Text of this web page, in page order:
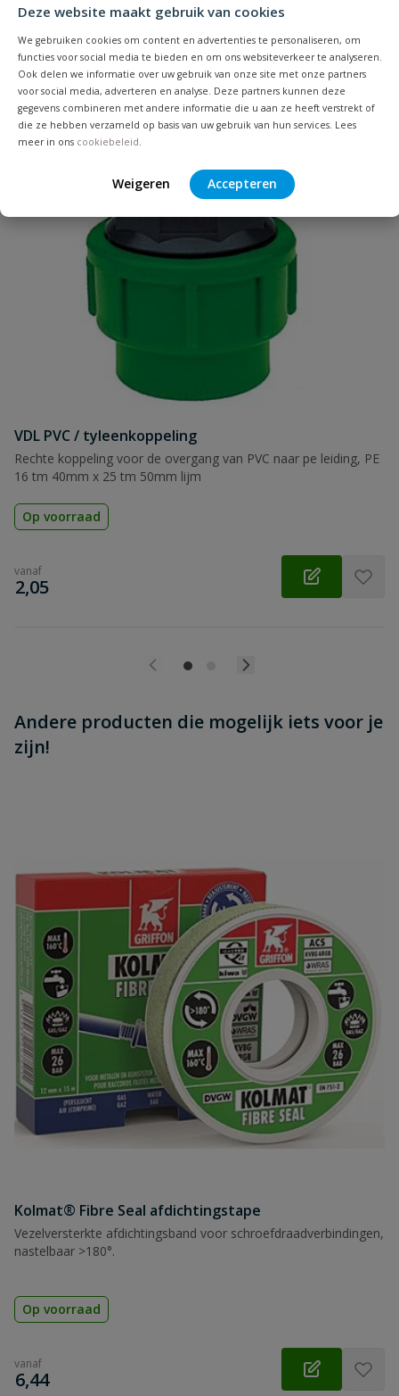
Deze website maakt gebruik van cookies
We gebruiken cookies om content en advertenties te personaliseren, om
functies voor social media te bieden en om ons websiteverkeer te analyseren.
Ook delen we informatie over uw gebruik van onze site met onze partners
voor social media, adverteren en analyse. Deze partners kunnen deze
gegevens combineren met andere informatie die u aan ze heeft verstrekt of
die ze hebben verzameld op basis van uw gebruik van hun services. Lees
meer in ons cookiebeleid.
Weigeren Accepteren
Je beoordeelt:VDL tyleenkoppeling buitendraad
Uw waardering:
Naam
Beoordeling
Beoordeling versturen
VDL PVC / tyleenkoppeling
Rechte koppeling voor de overgang van PVC naar pe leiding, PE
16 tm 40mm x 25 tm 50mm lijm
Op voorraad
vanaf
€
2,05
Andere producten die mogelijk iets voor je
zijn!
Kolmat® Fibre Seal afdichtingstape
Vezelversterkte afdichtingsband voor schroefdraadverbindingen,
nastelbaar >180°.
Op voorraad
vanaf
€
6,44